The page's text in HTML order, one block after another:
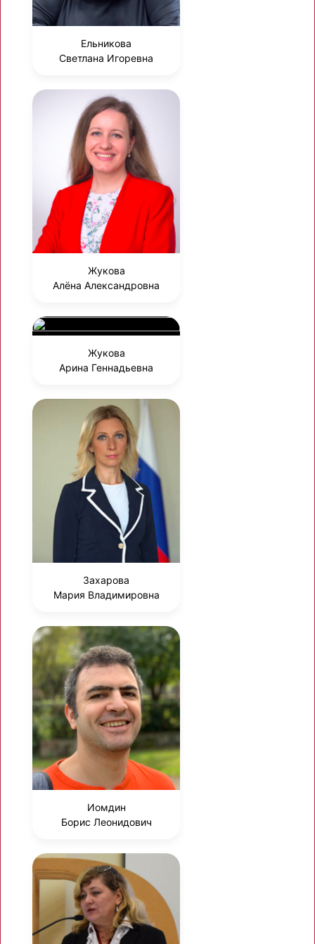
Ельникова
Светлана Игоревна
Жукова
Алёна Александровна
Жукова
Арина Геннадьевна
Захарова
Мария Владимировна
Иомдин
Борис Леонидович